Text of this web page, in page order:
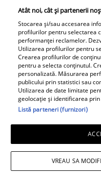
Observator News
de
Atât noi, cât și partenerii
Stocarea și/sau accesarea
profilurilor pentru selectarea
performanței reclamelor.
Utilizarea profilurilor pentru
Crearea profilurilor de
pentru a selecta conținutul.
personalizată. Măsurarea
publicului prin statistici sau
Utilizarea de date limitate
geolocație și identificarea
Listă parteneri (furnizori)
VREAU SA